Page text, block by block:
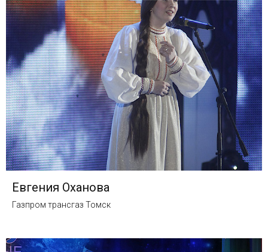
Евгения Оханова
Газпром трансгаз Томск